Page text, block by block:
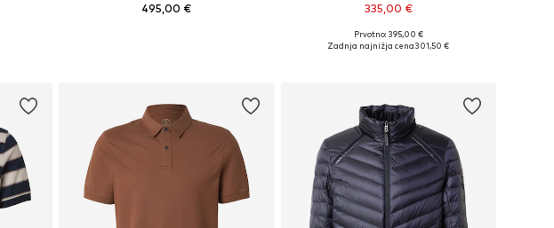
495,00 € 335,00 €
Na voljo v različnih velikostih
Prvotno: 395,00 €
Zadnja najnižja cena301,50 €